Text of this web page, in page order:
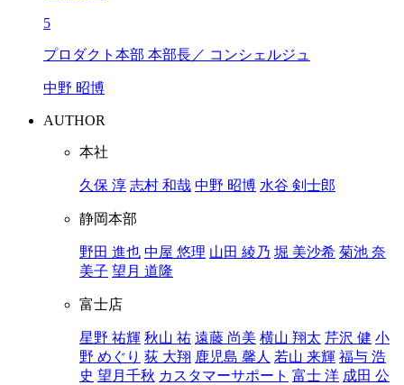
5
プロダクト本部 本部長／ コンシェルジュ
中野 昭博
AUTHOR
本社
久保 淳 志村 和哉 中野 昭博 水谷 剣士郎
静岡本部
野田 進也 中屋 悠理 山田 綾乃 堀 美沙希 菊池 奈
美子 望月 道隆
富士店
星野 祐輝 秋山 祐 遠藤 尚美 横山 翔太 芹沢 健 小
野 めぐり 荻 大翔 鹿児島 馨人 若山 来輝 福与 浩
史 望月千秋 カスタマーサポート 富士 洋 成田 公